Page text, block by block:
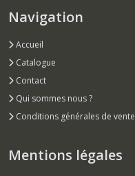
Navigation
Accueil
Catalogue
Contact
Qui sommes nous ?
Conditions générales de vente
Mentions légales